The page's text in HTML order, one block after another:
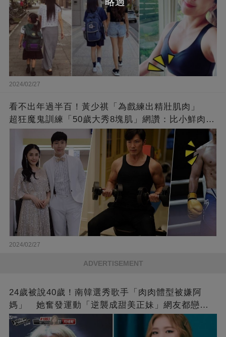
2024/02/27
看不出年過半百！黃少祺「為戲練出精壯肌肉」
超狂魔鬼訓練「50歲大秀8塊肌」網讚：比小鮮肉猛
❤
2024/02/27
ADVERTISEMENT
24歲被說40歲！南韓選秀歌手「肉肉體型被嫌阿
媽」 她奮發運動「逆襲成甜美正妹」網友都戀愛
了❤